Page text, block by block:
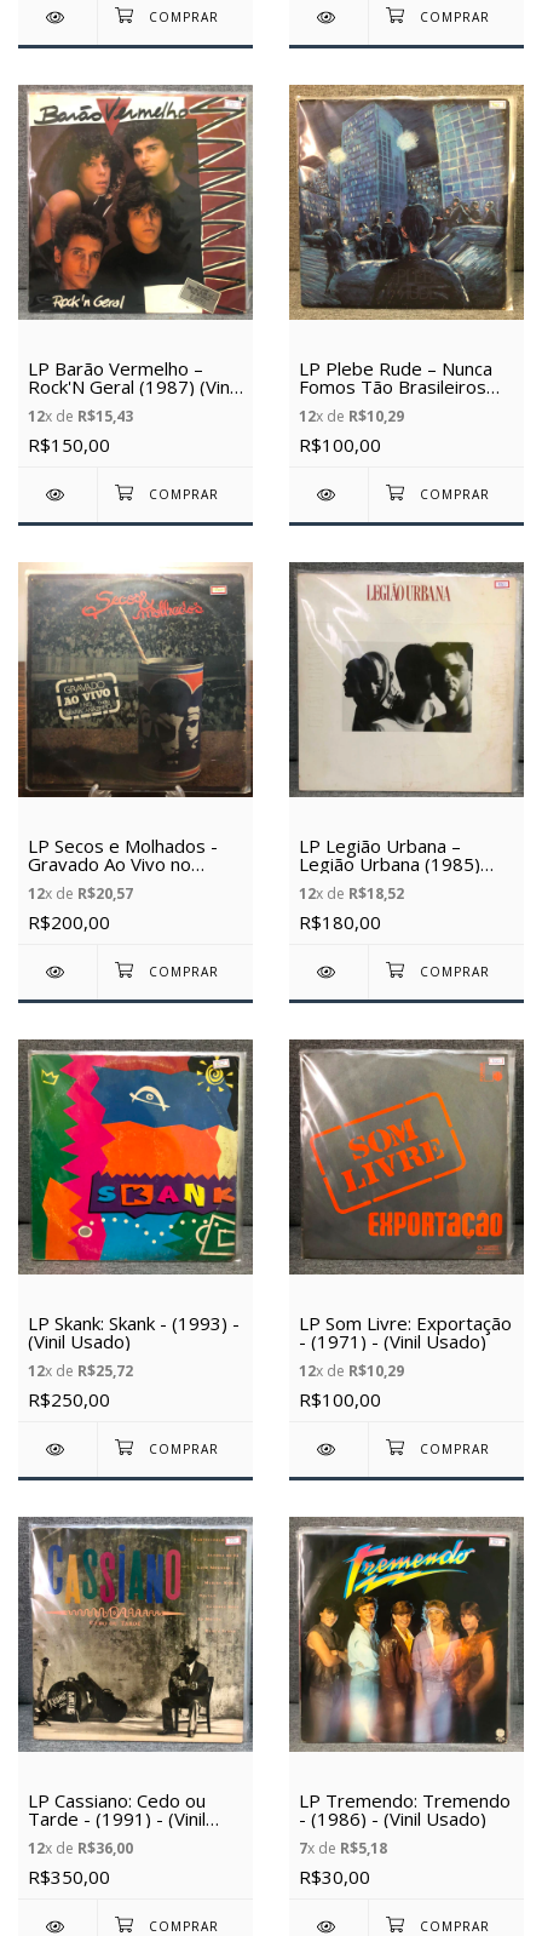
LP Barão Vermelho –
Rock'N Geral (1987) (Vinil
Usado)
12x de R$15,43
R$150,00
LP Plebe Rude – Nunca
Fomos Tão Brasileiros
(1987) (Vinil Usado)
12x de R$10,29
R$100,00
LP Secos e Molhados -
Gravado Ao Vivo no
Maracanãzinho (1974)
(Vinil usado)
12x de R$20,57
R$200,00
LP Legião Urbana –
Legião Urbana (1985)
(Vinil usado)
12x de R$18,52
R$180,00
LP Skank: Skank - (1993) -
(Vinil Usado)
12x de R$25,72
R$250,00
LP Som Livre: Exportação
- (1971) - (Vinil Usado)
12x de R$10,29
R$100,00
LP Cassiano: Cedo ou
Tarde - (1991) - (Vinil
Usado)
12x de R$36,00
R$350,00
LP Tremendo: Tremendo
- (1986) - (Vinil Usado)
7x de R$5,18
R$30,00